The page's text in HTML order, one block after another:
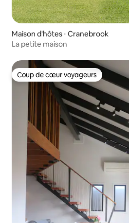
Maison d'hôtes ⋅ Cranebrook
La petite maison
Coup de cœur voyageurs
Coup de cœur voyageurs